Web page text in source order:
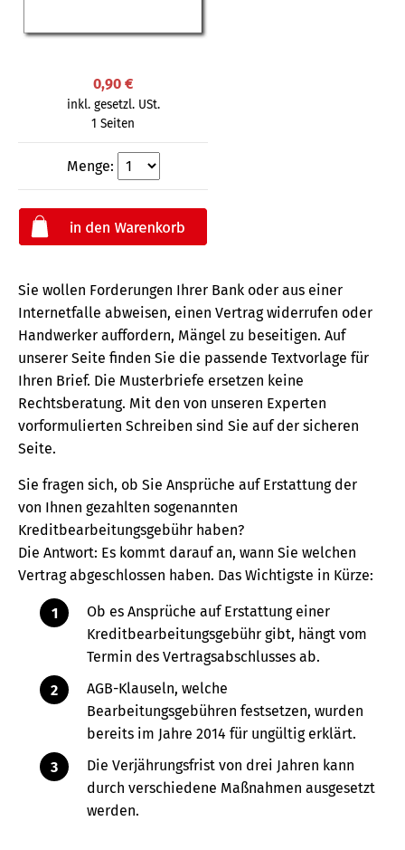
0,90 €
inkl. gesetzl. USt.
1 Seiten
Menge:
Sie wollen Forderungen Ihrer Bank oder aus einer
Internetfalle abweisen, einen Vertrag widerrufen oder
Handwerker auffordern, Mängel zu beseitigen. Auf
unserer Seite finden Sie die passende Textvorlage für
Ihren Brief. Die Musterbriefe ersetzen keine
Rechtsberatung. Mit den von unseren Experten
vorformulierten Schreiben sind Sie auf der sicheren
Seite.
Sie fragen sich, ob Sie Ansprüche auf Erstattung der
von Ihnen gezahlten sogenannten
Kreditbearbeitungsgebühr haben?
Die Antwort: Es kommt darauf an, wann Sie welchen
Vertrag abgeschlossen haben. Das Wichtigste in Kürze:
Ob es Ansprüche auf Erstattung einer
Kreditbearbeitungsgebühr gibt, hängt vom
Termin des Vertragsabschlusses ab.
AGB-Klauseln, welche
Bearbeitungsgebühren festsetzen, wurden
bereits im Jahre 2014 für ungültig erklärt.
Die Verjährungsfrist von drei Jahren kann
durch verschiedene Maßnahmen ausgesetzt
werden.